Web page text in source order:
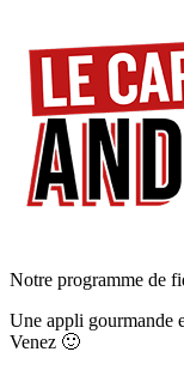
Notre programme de
Une appli gourmande
Venez 🙂